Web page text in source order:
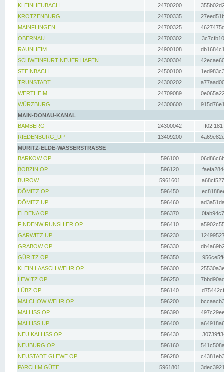
KLEINHEUBACH 24700200
KROTZENBURG
24700335
MAINFLINGEN
24700325
OBERNAU
24700302
RAUNHEIM
24900108
SCHWEINFURT NEUER HAFEN
24300304
STEINBACH
24500100
TRUNSTADT
24300202
WERTHEIM
24709089
WÜRZBURG
24300600
MAIN-DONAU-KANAL
BAMBERG
24300042
RIEDENBURG_UP
13409200
MÜRITZ-ELDE-WASSERSTRASSE
BARKOW OP
596100
BOBZIN OP
596120
BUROW
5961601
DÖMITZ OP
596450
DÖMITZ UP
596460
ELDENA OP
596370
FINDENWIRUNSHIER OP
596410
GARWITZ UP
596230
GRABOW OP
596330
GÜRITZ OP
596350
KLEIN LAASCH WEHR OP
596300
LEWITZ OP
596250
LÜBZ OP
596140
MALCHOW WEHR OP
596200
MALLISS OP
596390
MALLISS UP
596400
NEU KALLISS OP
596430
NEUBURG OP
596160
NEUSTADT GLEWE OP
596280
PARCHIM GÜTE
5961801